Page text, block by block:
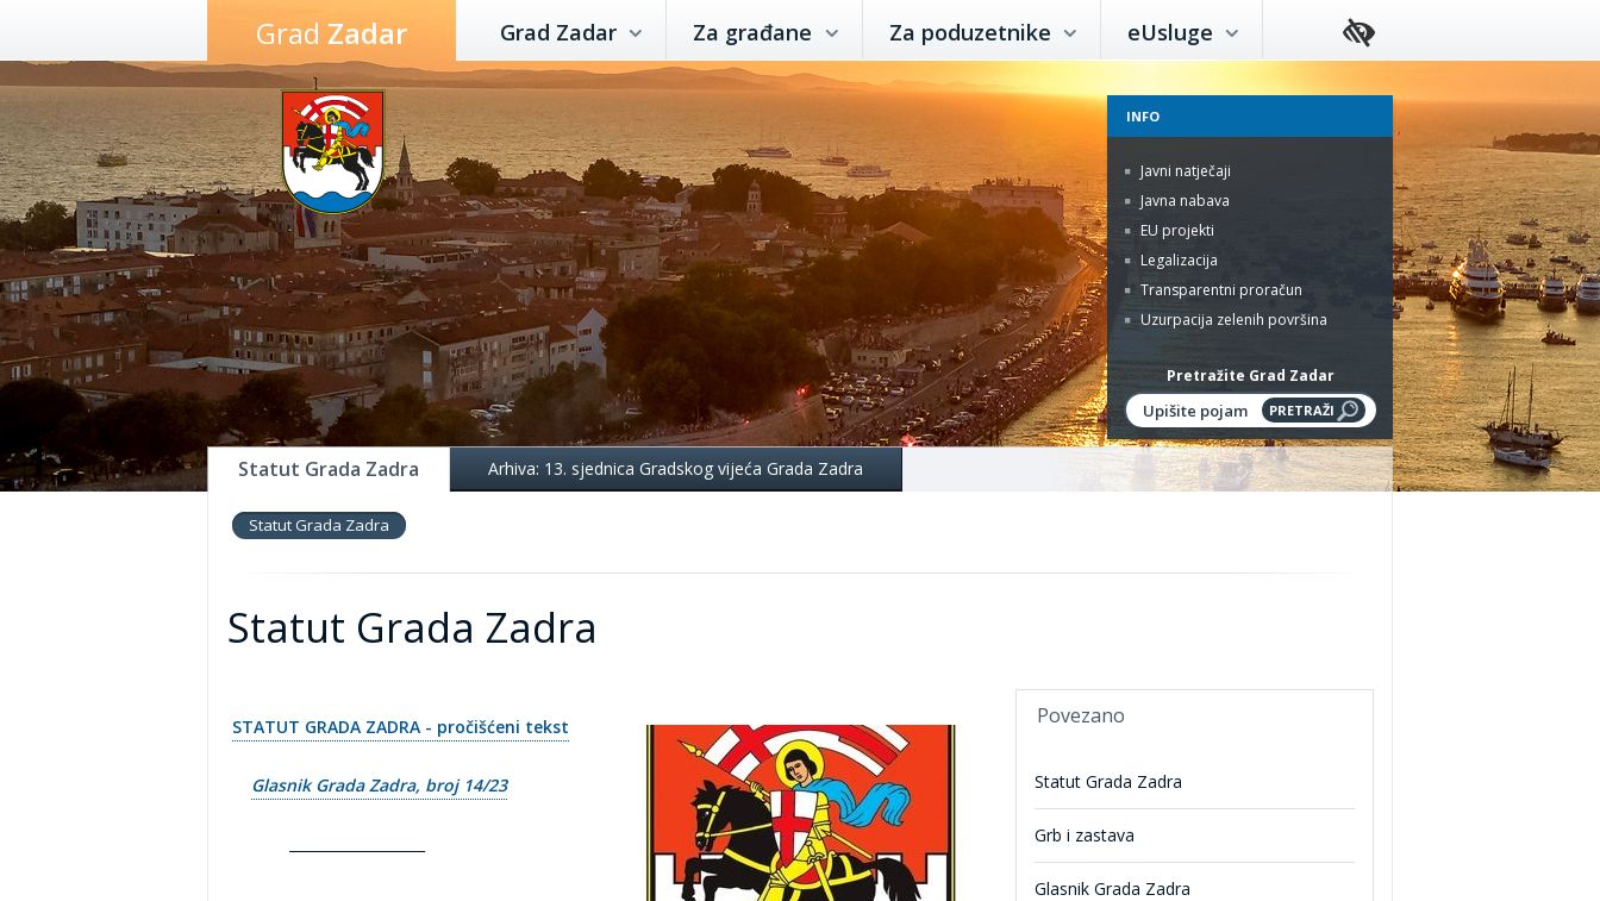
Preskoči
sadržaj
Grad Zadar Grad Zadar Za građane Za poduzetnike eUsluge
INFO
Javni natječaji
Javna nabava
EU projekti
Legalizacija
Transparentni proračun
Uzurpacija zelenih površina
Pretražite Grad Zadar
Statut Grada Zadra Arhiva: 13. sjednica Gradskog vijeća Grada Zadra
Statut Grada Zadra
Statut Grada Zadra
STATUT GRADA ZADRA - pročišćeni tekst
Glasnik Grada Zadra, broj 14/23
Povezano
Statut Grada Zadra
Grb i zastava
Glasnik Grada Zadra